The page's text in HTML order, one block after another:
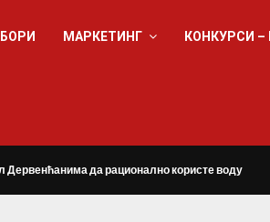
МАРКЕТИНГ КОНКУРСИ
Дервенћанима да рационално користе воду